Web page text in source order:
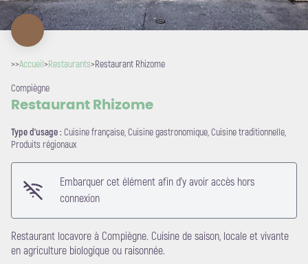
Voir l'image en plein écran
>>Accueil>Restaurants>Restaurant Rhizome
Compiègne
Restaurant Rhizome
Type d'usage : Cuisine française, Cuisine gastronomique, Cuisine traditionnelle,
Produits régionaux
Embarquer cet élément afin d'y avoir accès hors
connexion
Restaurant locavore à Compiègne. Cuisine de saison, locale et vivante
en agriculture biologique ou raisonnée.